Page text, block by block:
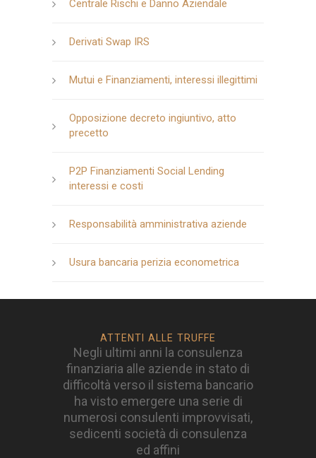
Centrale Rischi e Danno Aziendale
Derivati Swap IRS
Mutui e Finanziamenti, interessi illegittimi
Opposizione decreto ingiuntivo, atto
precetto
P2P Finanziamenti Social Lending
interessi e costi
Responsabilità amministrativa aziende
Usura bancaria perizia econometrica
ATTENTI ALLE TRUFFE
Negli ultimi anni la consulenza
finanziaria alle aziende in stato di
difficoltà verso il sistema bancario
ha visto emergere una serie di
numerosi consulenti improvvisati,
sedicenti società di consulenza
ed affini